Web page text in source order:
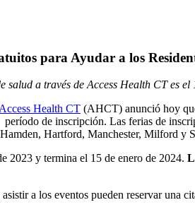
para Ayudar a los
a través de Access Health CT es el
Health CT (AHCT) anunció hoy
de inscripción. Las ferias de
Hartford, Manchester, Milford y
2023 y termina el 15 de enero de 2024.
a los eventos pueden reservar una